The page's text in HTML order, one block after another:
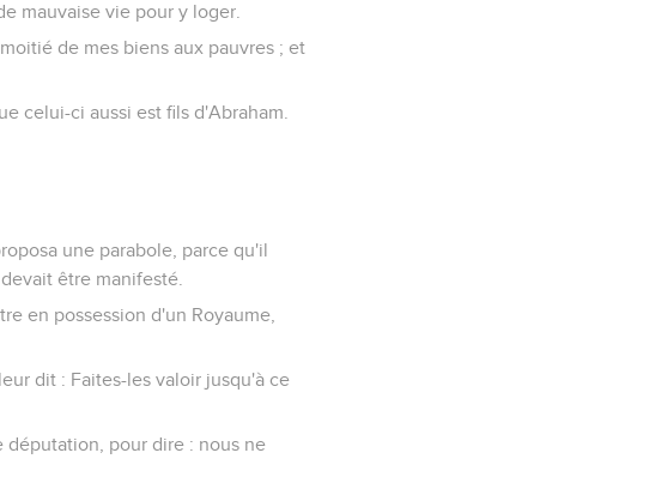
mauvaise vie pour y loger.
de mes biens aux pauvres ; et
celui-ci aussi est fils d'Abraham.
une parabole, parce qu'il
être manifesté.
en possession d'un Royaume,
dit : Faites-les valoir jusqu'à ce
députation, pour dire : nous ne